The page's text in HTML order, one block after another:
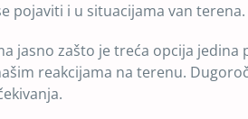
pojaviti i u situacijama van terena.
jasno zašto je treća opcija
reakcijama na terenu.